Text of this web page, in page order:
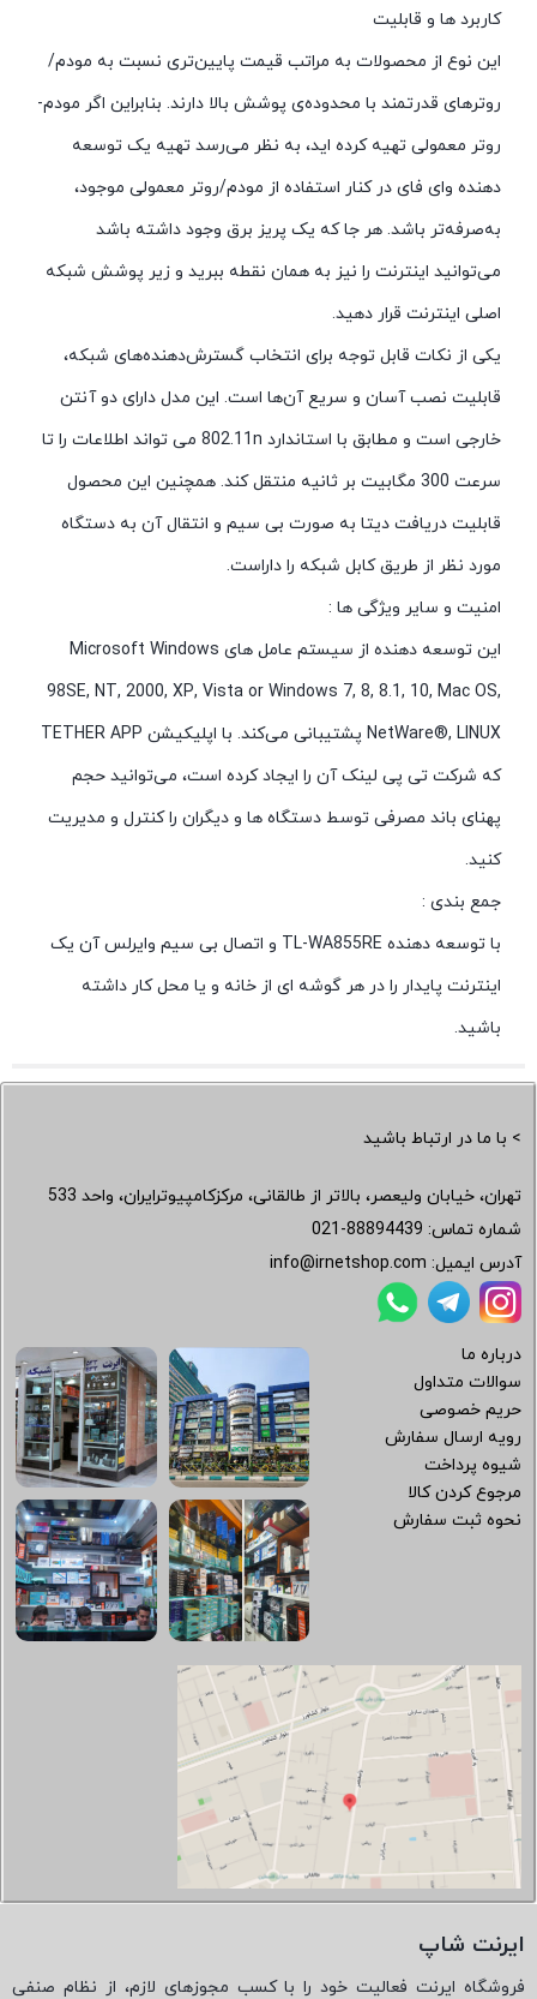
کاربرد ها و قابلیت
این نوع از محصولات به مراتب قیمت پایین‌تری نسبت به مودم/
روترهای قدرتمند با محدوده‌ی پوشش بالا دارند. بنابراین اگر مودم-
روتر معمولی تهیه کرده اید، به نظر می‌رسد تهیه یک توسعه
دهنده‌ وای فای در کنار استفاده از مودم/روتر معمولی موجود،
به‌صرفه‌تر باشد. هر جا که یک پریز برق وجود داشته باشد
می‌توانید اینترنت را نیز به همان نقطه ببرید و زیر پوشش شبکه
اصلی اینترنت قرار دهید.
یکی از نکات قابل توجه برای انتخاب گسترش‌دهند‌ه‌های شبکه،
قابلیت نصب آسان و سریع آن‌ها است. این مدل دارای دو آنتن
خارجی است و مطابق با استاندارد 802.11n می تواند اطلاعات را تا
سرعت 300 مگابیت بر ثانیه منتقل کند. همچنین این‌ محصول
قابلیت دریافت دیتا به صورت بی سیم و انتقال آن به دستگاه
مورد نظر از طریق کابل شبکه را داراست.
امنیت و سایر ویژگی ها :
این توسعه دهنده از سیستم عامل های Microsoft Windows
98SE, NT, 2000, XP, Vista or Windows 7, 8, 8.1, 10, Mac OS,
NetWare®, LINUX پشتیبانی می‌کند. با اپلیکیشن TETHER APP
که شرکت تی پی لینک آن را ایجاد کرده است، می‌توانید حجم
پهنای باند مصرفی توسط دستگاه ها و دیگران را کنترل و مدیریت
کنید.
جمع بندی :
با توسعه دهنده TL-WA855RE و اتصال بی سیم وایرلس آن یک
اینترنت پایدار را در هر گوشه ای از خانه و یا محل کار داشته
باشید.
> با ما در ارتباط باشید
تهران، خیابان ولیعصر، بالاتر از طالقانی، مرکزکامپیوترایران، واحد 533
شماره تماس: 021-88894439
آدرس ایمیل: info@irnetshop.com
درباره ما
سوالات متداول
حریم خصوصی
رویه ارسال سفارش
شیوه پرداخت
مرجوع کردن کالا
نحوه ثبت سفارش
ایرنت شاپ
فروشگاه ایرنت فعالیت خود را با کسب مجوزهای لازم، از نظام صنفی